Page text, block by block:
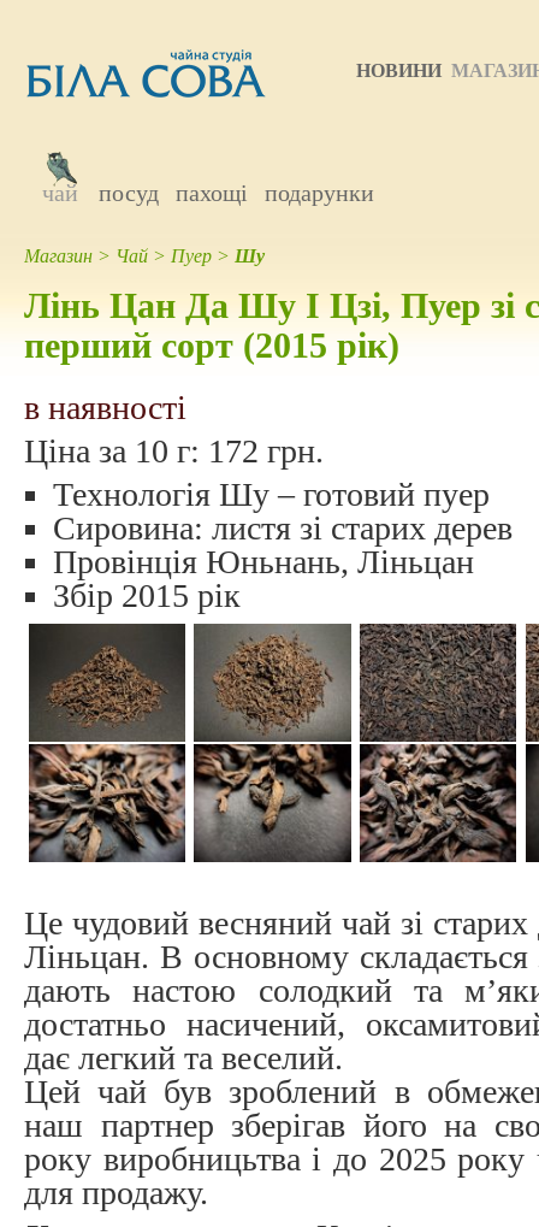
НОВИНИ
чай посуд пахощі подарунки
Магазин > Чай > Пуер > Шу
Лінь Цан Да Шу І Цзі, Пуер зі
перший сорт (2015 рік)
в наявності
Ціна за 10 г: 172 грн.
Технологія Шу – готовий пуер
Сировина: листя зі старих дерев
Провінція Юньнань, Ліньцан
Збір 2015 рік
Це чудовий весняний чай зі старих
Ліньцан. В основному
дають настою солодкий та
достатньо насичений,
дає легкий та веселий.
Цей чай був зроблений в
наш партнер зберігав його на
року виробницьтва і до 2025
для продажу.